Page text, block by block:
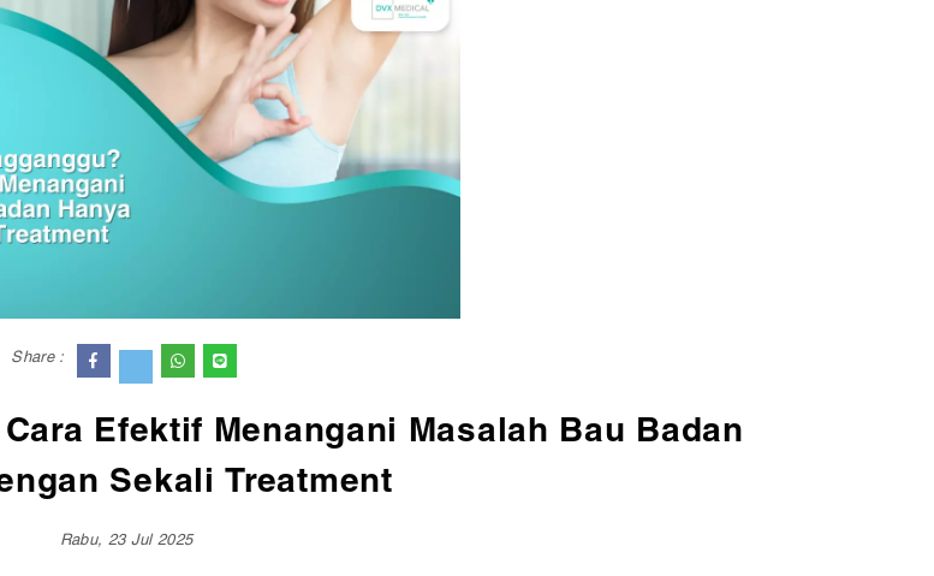
Tips dan Trik
Cerita Pasien
Share :
Efektif Menangani Masalah Bau Badan
Sekali Treatment
Rabu, 23 Jul 2025